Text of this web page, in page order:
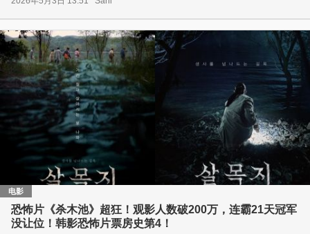
电影
恐怖片《杀木池》超狂！观影人数破200万，连霸21天冠军
没让位！韩影恐怖片票房史第4！